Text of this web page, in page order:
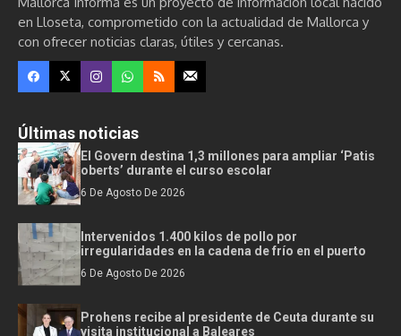
en Lloseta, comprometido con la actualidad de Mallorca y
con ofrecer noticias claras, útiles y cercanas.
Últimas noticias
El Govern destina 1,3 millones para ampliar ‘Patis
oberts’ durante el curso escolar
6 De Agosto De 2026
Intervenidos 1.400 kilos de pollo por
irregularidades en la cadena de frío en el puerto
6 De Agosto De 2026
Prohens recibe al presidente de Ceuta durante su
visita institucional a Baleares